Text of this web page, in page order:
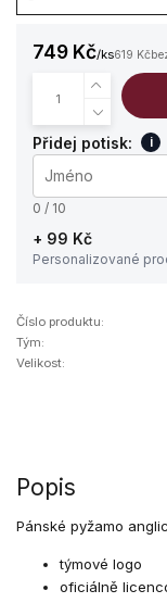
749 Kč/ks619 Kč
Přidej potisk: i
0 / 10
+ 99 Kč
Personalizované
Číslo produktu:
Tým:
Velikost:
Popis
Pánské pyžamo
týmové logo
oficiálně